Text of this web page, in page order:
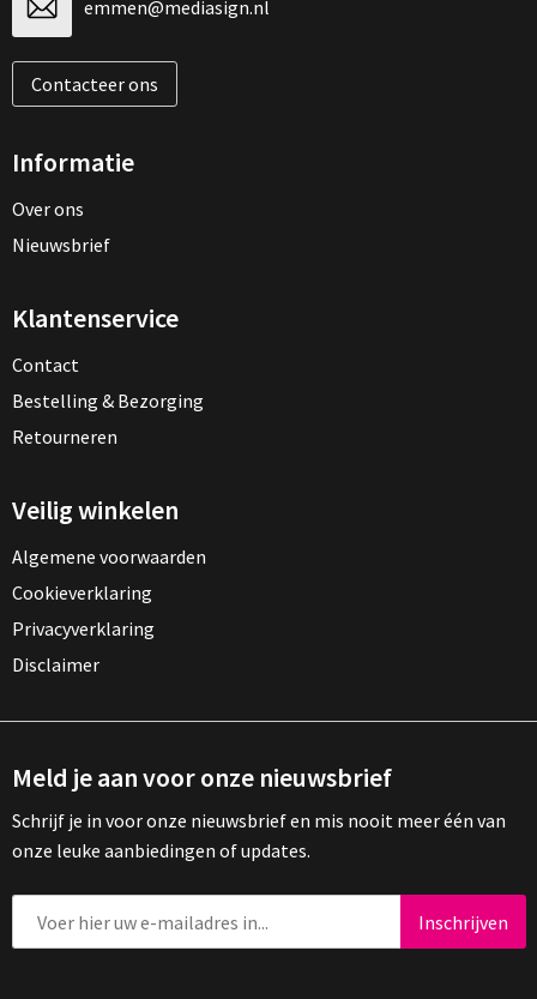
emmen@mediasign.nl
Contacteer ons
Informatie
Over ons
Nieuwsbrief
Klantenservice
Contact
Bestelling & Bezorging
Retourneren
Veilig winkelen
Algemene voorwaarden
Cookieverklaring
Privacyverklaring
Disclaimer
Meld je aan voor onze nieuwsbrief
Schrijf je in voor onze nieuwsbrief en mis nooit meer één van
onze leuke aanbiedingen of updates.